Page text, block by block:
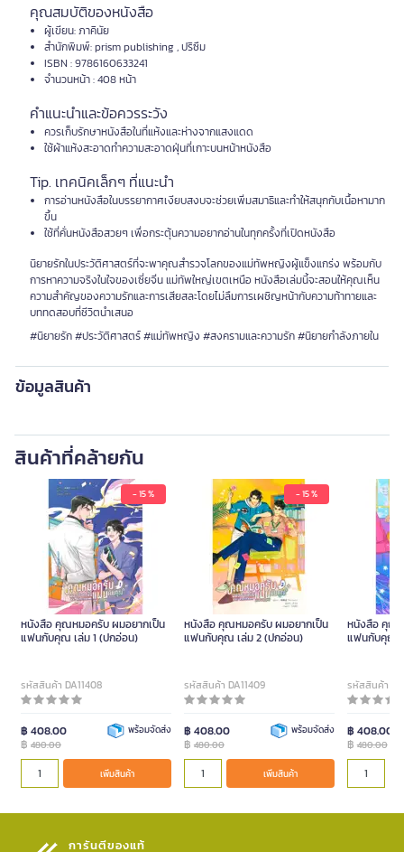
คุณสมบัติของหนังสือ
ผู้เขียน: ภาคินัย
สำนักพิมพ์: prism publishing , ปริซึม
ISBN : 9786160633241
จำนวนหน้า : 408 หน้า
คำแนะนำและข้อควรระวัง
ควรเก็บรักษาหนังสือในที่แห้งและห่างจากแสงแดด
ใช้ผ้าแห้งสะอาดทำความสะอาดฝุ่นที่เกาะบนหน้าหนังสือ
Tip. เทคนิคเล็กๆ ที่แนะนำ
การอ่านหนังสือในบรรยากาศเงียบสงบจะช่วยเพิ่มสมาธิและทำให้สนุกกับเนื้อหามาก
ขึ้น
ใช้ที่คั่นหนังสือสวยๆ เพื่อกระตุ้นความอยากอ่านในทุกครั้งที่เปิดหนังสือ
นิยายรักในประวัติศาสตร์ที่จะพาคุณสำรวจโลกของแม่ทัพหญิงผู้แข็งแกร่ง พร้อมกับ
การหาความจริงในใจของเซี่ยจิ่น แม่ทัพใหญ่เขตเหนือ หนังสือเล่มนี้จะสอนให้คุณเห็น
ความสำคัญของความรักและการเสียสละโดยไม่ลืมการเผชิญหน้ากับความท้าทายและ
บททดสอบที่ชีวิตนำเสนอ
#นิยายรัก #ประวัติศาสตร์ #แม่ทัพหญิง #สงครามและความรัก #นิยายกำลังภายใน
ข้อมูลสินค้า
สินค้าที่คล้ายกัน
- 15 %
หนังสือ คุณหมอครับ ผมอยากเป็น
แฟนกับคุณ เล่ม 1 (ปกอ่อน)
รหัสสินค้า DA11408
฿ 408.00
฿ 480.00
พร้อมจัดส่ง
เพิ่มสินค้า
- 15 %
หนังสือ คุณหมอครับ ผมอยากเป็น
แฟนกับคุณ เล่ม 2 (ปกอ่อน)
รหัสสินค้า DA11409
฿ 408.00
฿ 480.00
พร้อมจัดส่ง
เพิ่มสินค้า
หนังสือ คุณ
แฟนกับคุณ
รหัสสินค้า
฿ 408.00
฿480.00
การันตีของแท้